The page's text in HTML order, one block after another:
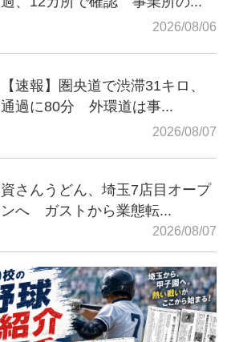
2026/08/06
【速報】圏央道で渋滞31キロ、
通過に80分 外環道は事...
2026/08/07
資さんうどん、埼玉7店目オープ
ンへ ガストから業態転...
2026/08/07